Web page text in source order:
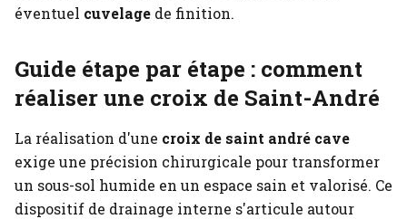
éventuel cuvelage de finition.
Guide étape par étape : comment
réaliser une croix de Saint-André
La réalisation d'une croix de saint andré cave
exige une précision chirurgicale pour transformer
un sous-sol humide en un espace sain et valorisé. Ce
dispositif de drainage interne s'articule autour